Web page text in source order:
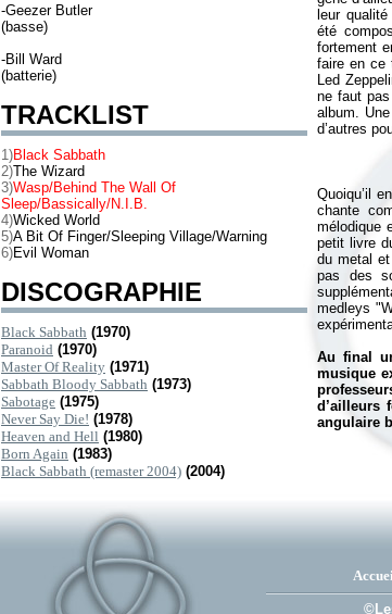
-Geezer Butler
(basse)
-Bill Ward
(batterie)
TRACKLIST
1)Black Sabbath
2)The Wizard
3)Wasp/Behind The Wall Of
Sleep/Bassically/N.I.B.
4)Wicked World
5)A Bit Of Finger/Sleeping Village/Warning
6)Evil Woman
DISCOGRAPHIE
Black Sabbath (1970)
Paranoid (1970)
Master Of Reality (1971)
Sabbath Bloody Sabbath (1973)
Sabotage (1975)
Never Say Die! (1978)
Heaven and Hell (1980)
Born Again (1983)
Black Sabbath (remaster 2004) (2004)
leur
été
fortement
faire en ce
Led
ne faut
album.
Quoiqu’il
chante
mélodique
petit livre
du metal
pas des
medleys
Au final
musique
d’ailleurs
angulaire